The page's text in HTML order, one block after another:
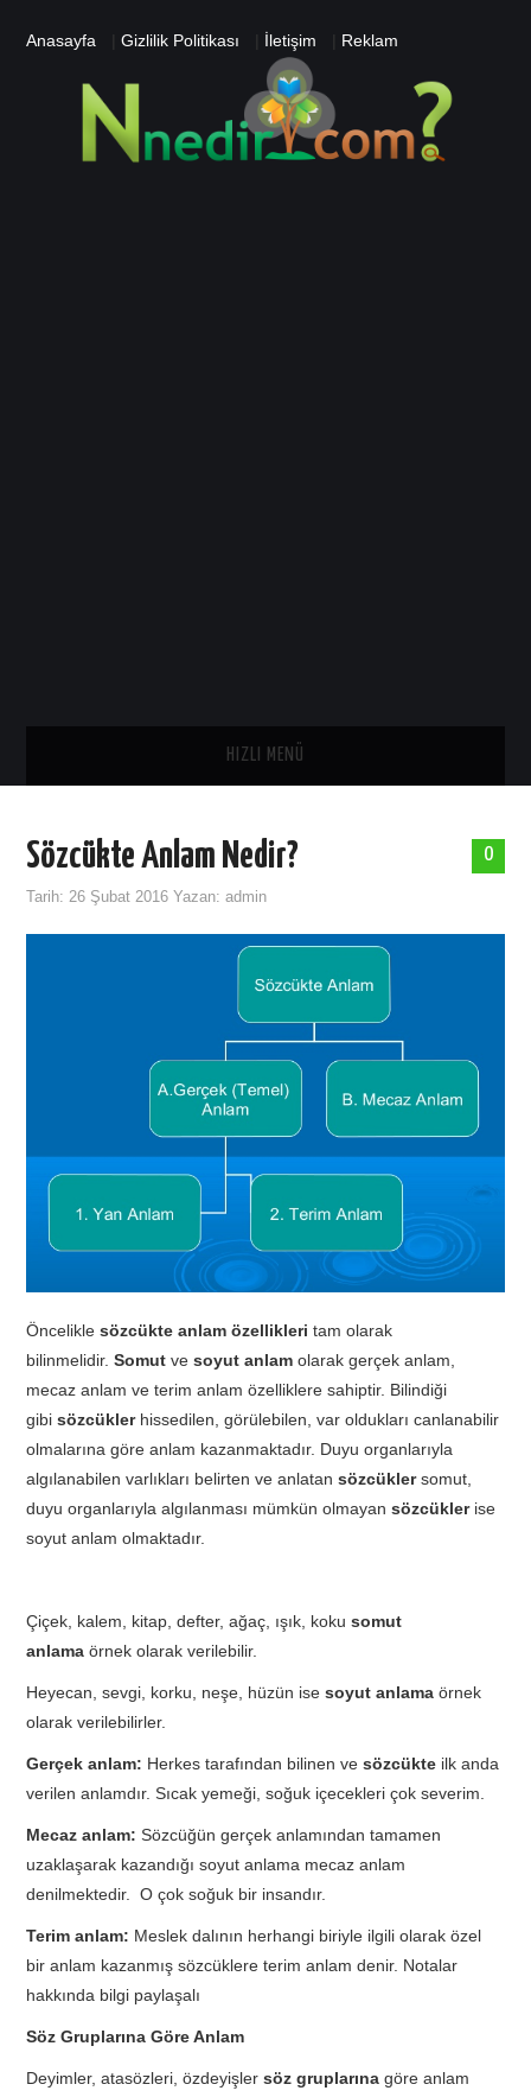
Anasayfa |Gizlilik Politikası İletişim Reklam
HIZLI MENÜ
GENEL
BIYOLOJI
TÜRKÇE
REHBERLIK
0
Sözcükte Anlam Nedir?
Tarih: 26 Şubat 2016 Yazan:admin
Önceliklesözcükte anlam özellikleritam olarak
bilinmelidir.Somutvesoyut anlamolarak gerçek anlam,
mecaz anlam ve terim anlam özelliklere sahiptir. Bilindiği
gibisözcükler hissedilen, görülebilen, var oldukları canlanabilir
olmalarına göre anlam kazanmaktadır. Duyu organlarıyla
algılanabilen varlıkları belirten ve anlatansözcüklersomut,
duyu organlarıyla algılanması mümkün olmayansözcükler ise
soyut anlam olmaktadır.
Çiçek, kalem, kitap, defter, ağaç, ışık, kokusomut
anlama örnek olarak verilebilir.
Heyecan, sevgi, korku, neşe, hüzün isesoyut anlamaörnek
olarak verilebilirler.
Gerçek anlam: Herkes tarafından bilinen vesözcükte ilk anda
verilen anlamdır. Sıcak yemeği, soğuk içecekleri çok severim.
Mecaz anlam:Sözcüğün gerçek anlamından tamamen
uzaklaşarak kazandığı soyut anlama mecaz anlam
denilmektedir. O çok soğuk bir insandır.
Terim anlam: Meslek dalının herhangi biriyle ilgili olarak özel
bir anlam kazanmış sözcüklere terim anlam denir. Notalar
hakkında bilgi paylaşalı
Söz Gruplarına Göre Anlam
Deyimler, atasözleri, özdeyişlersöz gruplarınagöre anlam